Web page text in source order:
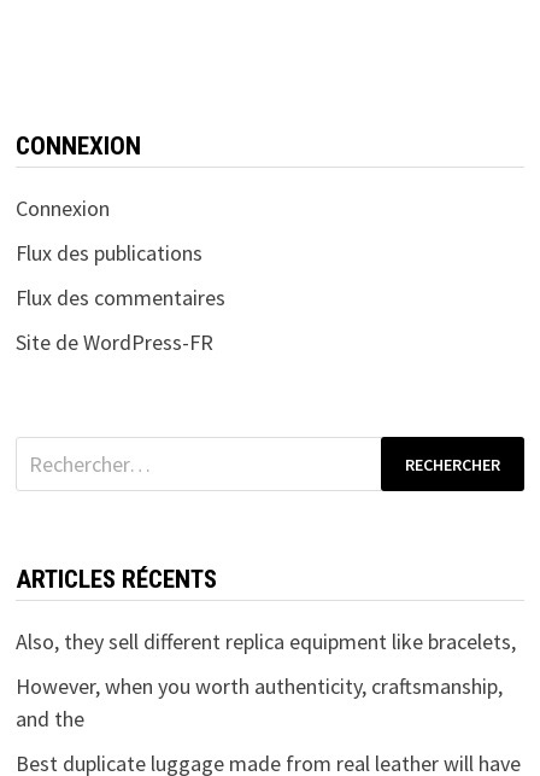
CONNEXION
Connexion
Flux des publications
Flux des commentaires
Site de WordPress-FR
Rechercher :
ARTICLES RÉCENTS
Also, they sell different replica equipment like bracelets,
However, when you worth authenticity, craftsmanship,
and the
Best duplicate luggage made from real leather will have